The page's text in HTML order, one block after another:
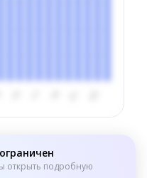
открыть подробную